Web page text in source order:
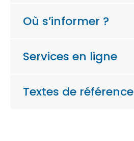
Où s’informer ?
Services en ligne
Textes de référence